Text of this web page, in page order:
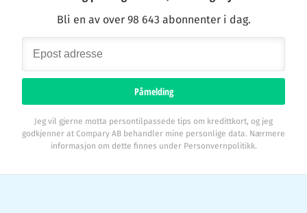
Bli en av over 98 643 abonnenter i dag.
Påmelding
Jeg vil gjerne motta persontilpassede tips om kredittkort, og jeg
godkjenner at Compary AB behandler mine personlige data. Nærmere
informasjon om dette finnes under Personvernpolitikk.